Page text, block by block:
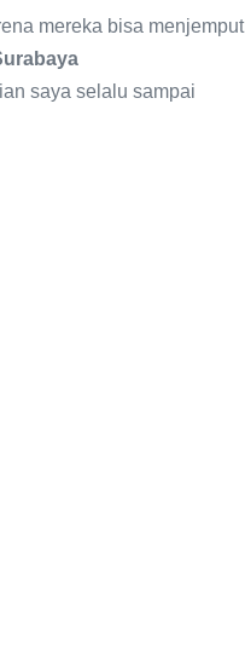
mereka bisa menjemput
saya selalu sampai